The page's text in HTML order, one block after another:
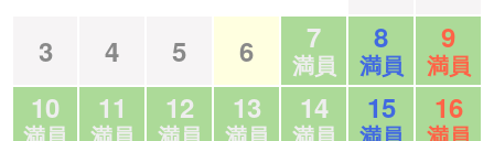
3
4 5 6 7
満員
8
満員
9
満員
10 11 12 13 14 15 16